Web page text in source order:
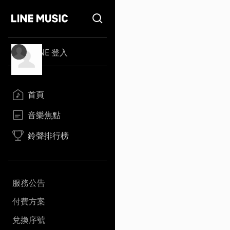
LINE 登入
首頁
音樂焦點
鈴聲排行榜
服務公告
付費方案
兌換序號